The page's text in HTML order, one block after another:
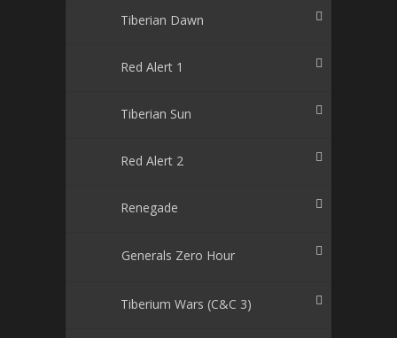
Tiberian Dawn
Red Alert 1
Tiberian Sun
Red Alert 2
Renegade
Generals Zero Hour
Tiberium Wars (C&C 3)